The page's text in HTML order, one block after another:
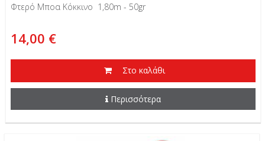
Φτερό Μποα Κόκκινο 1,80m - 50gr
14,00 €
Στο καλάθι
Περισσότερα